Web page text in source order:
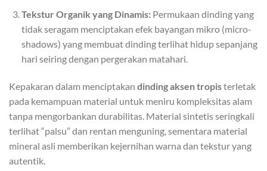
Tekstur Organik yang Dinamis:Permukaan dinding yang
tidak seragam menciptakan efek bayangan mikro (micro-
shadows) yang membuat dinding terlihat hidup sepanjang
hari seiring dengan pergerakan matahari.
Kepakaran dalam menciptakan dinding aksen tropisterletak
pada kemampuan material untuk meniru kompleksitas alam
tanpa mengorbankan durabilitas. Material sintetis seringkali
terlihat “palsu” dan rentan menguning, sementara material
mineral asli memberikan kejernihan warna dan tekstur yang
autentik.